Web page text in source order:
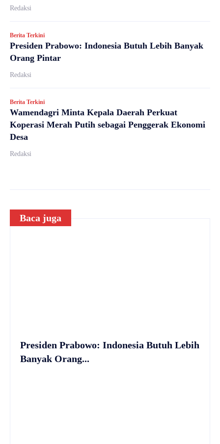
Redaksi
Berita Terkini
Presiden Prabowo: Indonesia Butuh Lebih Banyak
Orang Pintar
Redaksi
Berita Terkini
Wamendagri Minta Kepala Daerah Perkuat
Koperasi Merah Putih sebagai Penggerak Ekonomi
Desa
Redaksi
Baca juga
Presiden Prabowo: Indonesia Butuh Lebih
Banyak Orang...